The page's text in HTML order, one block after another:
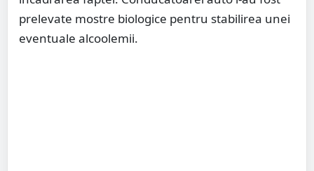
prelevate mostre biologice pentru stabilirea unei
eventuale alcoolemii.